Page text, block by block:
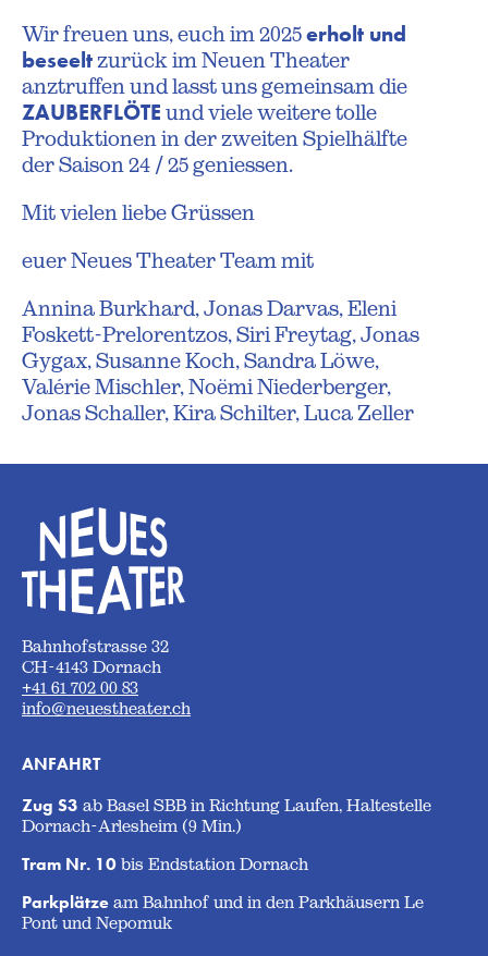
Wir freuen uns, euch im 2025erholt und
beseeltzurück im Neuen Theater
anztruffen und lasst uns gemeinsam die
ZAUBERFLÖTE und viele weitere tolle
Produktionen in der zweiten Spielhälfte
der Saison 24 / 25 geniessen.
Mit vielen liebe Grüssen
euer Neues Theater Team mit
Annina Burkhard, Jonas Darvas, Eleni
Foskett-Prelorentzos, Siri Freytag, Jonas
Gygax, Susanne Koch, Sandra Löwe,
Valérie Mischler, Noëmi Niederberger,
Jonas Schaller, Kira Schilter, Luca Zeller
Bahnhofstrasse 32
CH-4143 Dornach
+41 61 702 00 83
info@neuestheater.ch
ANFAHRT
Zug S3 ab Basel SBB in Richtung Laufen, Haltestelle
Dornach-Arlesheim (9 Min.)
Tram Nr. 10 bis Endstation Dornach
Parkplätze am Bahnhof und in den Parkhäusern Le
Pont und Nepomuk